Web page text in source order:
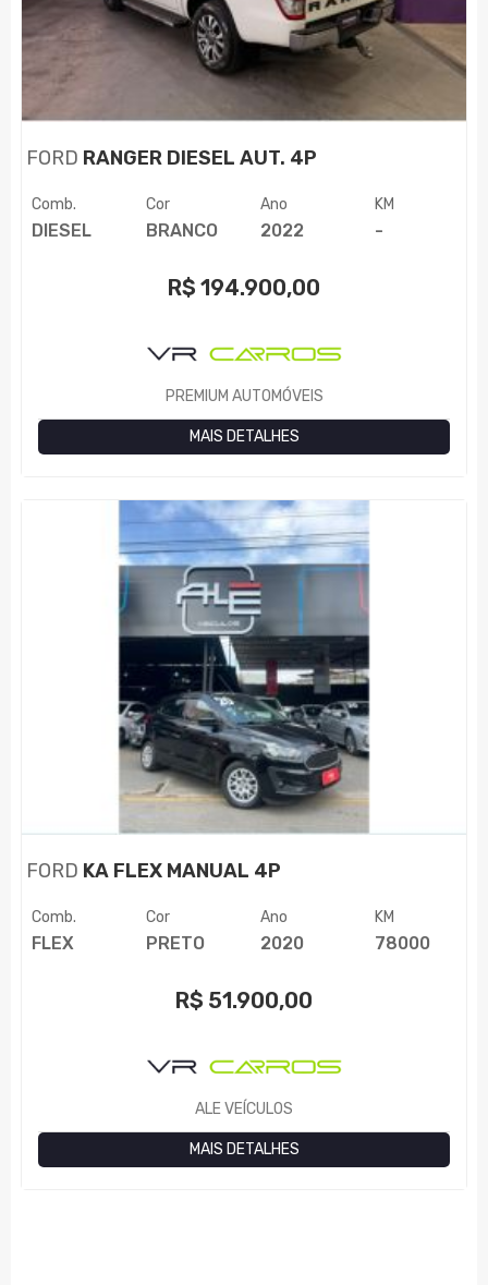
FORD RANGER DIESEL AUT. 4P
Comb.
DIESEL
Cor
BRANCO
Ano
2022
KM
-
R$ 194.900,00
PREMIUM AUTOMÓVEIS
MAIS DETALHES
FORD KA FLEX MANUAL 4P
Comb.
FLEX
Cor
PRETO
Ano
2020
KM
78000
R$ 51.900,00
ALE VEÍCULOS
MAIS DETALHES